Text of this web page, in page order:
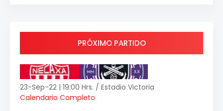
PRÓXIMO PARTIDO
23-Sep-22 | 19:00 Hrs. / Estadio Victoria
Calendario Completo